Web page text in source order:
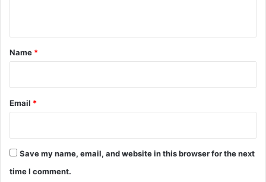
*
Name *
Email *
Save my name, email, and website in this browser for the next
time I comment.